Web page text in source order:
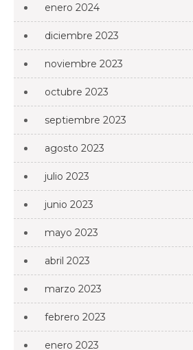
enero 2024
diciembre 2023
noviembre 2023
octubre 2023
septiembre 2023
agosto 2023
julio 2023
junio 2023
mayo 2023
abril 2023
marzo 2023
febrero 2023
enero 2023